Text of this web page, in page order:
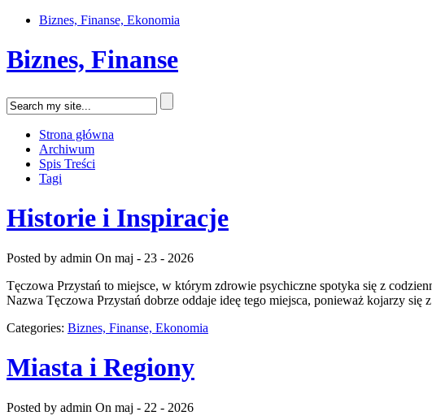
Biznes, Finanse, Ekonomia
Biznes, Finanse
Strona główna
Archiwum
Spis Treści
Tagi
Historie i Inspiracje
Posted by admin On maj - 23 - 2026
Tęczowa Przystań to miejsce, w którym zdrowie psychiczne spotyka się z
Nazwa Tęczowa Przystań dobrze oddaje ideę tego miejsca, ponieważ kojarzy się
Categories: Biznes, Finanse, Ekonomia
Miasta i Regiony
Posted by admin On maj - 22 - 2026